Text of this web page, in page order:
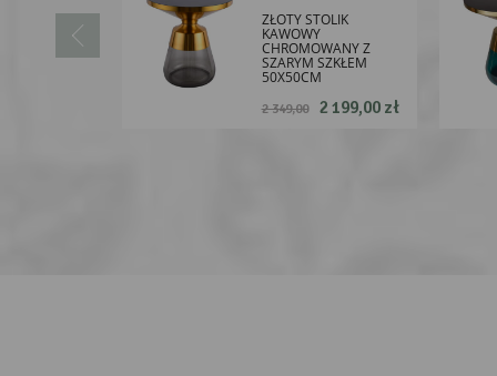
ZŁOTY STOLIK
KAWOWY
CHROMOWANY Z
SZARYM SZKŁEM
50X50CM
2 349,00 2 199,00 zł